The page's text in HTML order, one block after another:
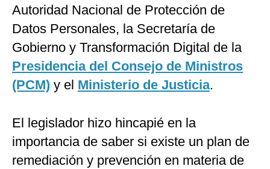
Autoridad Nacional de Protección de
Datos Personales, la Secretaría de
Gobierno y Transformación Digital de la
Presidencia del Consejo de Ministros
(PCM) y el Ministerio de Justicia.
El legislador hizo hincapié en la
importancia de saber si existe un plan de
remediación y prevención en materia de